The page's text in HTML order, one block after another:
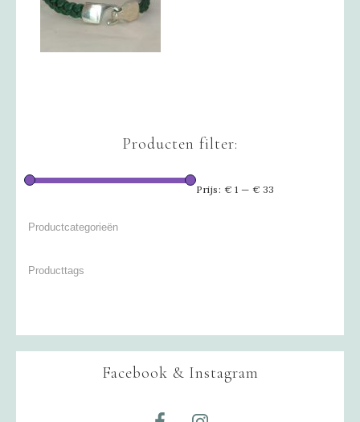
Producten filter:
Prijs: € 1 — € 33
Facebook & Instagram